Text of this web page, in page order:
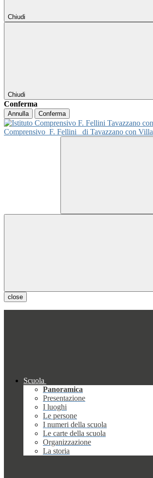
Chiudi
Chiudi
Conferma
Annulla Conferma
Comprensivo F. Fellini di Tavazzano con
close
Scuola
Panoramica
Presentazione
I luoghi
Le persone
I numeri della scuola
Le carte della scuola
Organizzazione
La storia